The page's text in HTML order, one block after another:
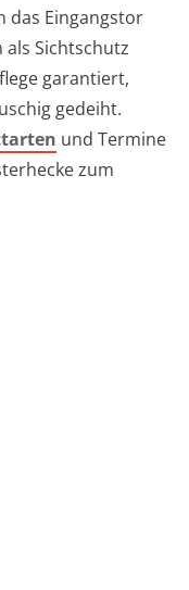
das Eingangstor
Sichtschutz
garantiert,
gedeiht.
und Termine
zum